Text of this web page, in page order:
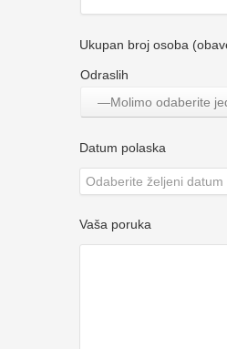
Ukupan broj osoba
Odraslih
—Molimo odaberite
Datum polaska
Vaša poruka